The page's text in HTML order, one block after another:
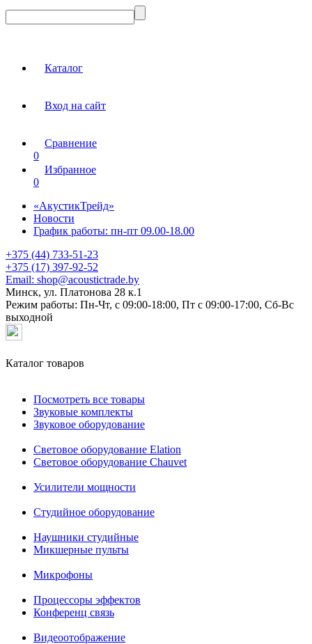
Каталог
Вход на сайт
Сравнение
0
Избранное
0
«АкустикТрейд»
Новости
График работы: пн-пт 09.00-18.00
+375 (44) 733-51-23
+375 (17) 397-92-52
Email: shop@acoustictrade.by
Минск, ул. Платонова 28 к.1
Режим работы: Пн-Чт, с 09:00-18:00, Пт с 09:00-17:00, Сб-Вс
выходной
Каталог товаров
Посмотреть все товары
Звуковые комплекты
Звуковое оборудование
Световое оборудование Elation
Cветовое оборудование Chauvet
Усилители мощности
Студийное оборудование
Наушники студийные
Микшерные пульты
Микрофоны
Процессоры эффектов
Конференц связь
Видеоотображение